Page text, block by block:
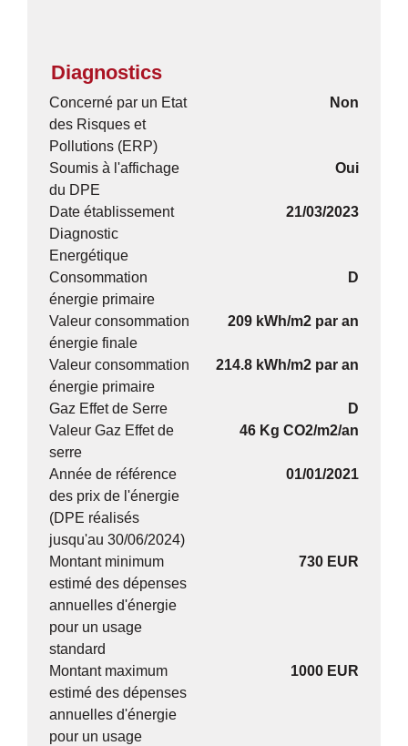
Diagnostics
Concerné par un Etat
des Risques et
Pollutions (ERP)
Non
Soumis à l'affichage
du DPE
Oui
Date établissement
Diagnostic
Energétique
21/03/2023
Consommation
énergie primaire
D
Valeur consommation
énergie finale
209 kWh/m2 par an
Valeur consommation
énergie primaire
214.8 kWh/m2 par an
Gaz Effet de Serre
D
Valeur Gaz Effet de
serre
46 Kg CO2/m2/an
Année de référence
des prix de l'énergie
(DPE réalisés
jusqu'au 30/06/2024)
01/01/2021
Montant minimum
estimé des dépenses
annuelles d'énergie
pour un usage
standard
730 EUR
Montant maximum
estimé des dépenses
annuelles d'énergie
pour un usage
1000 EUR